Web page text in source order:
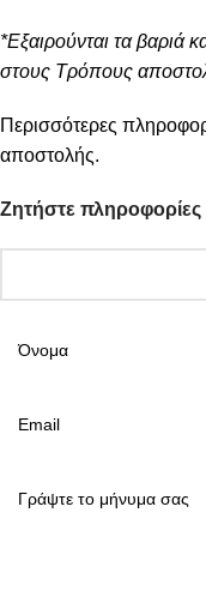
*Εξαιρούνται τα βαριά
στους Τρόπους
Περισσότερες
αποστολής.
Ζητήστε πληροφορίες